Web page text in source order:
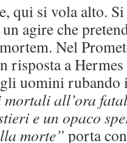
qui si vola alto.
agire che
Nel
risposta a
uomini
all’ora
e un opaco
morte” porta